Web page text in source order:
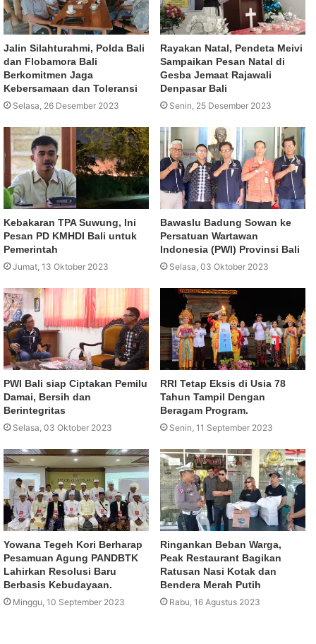
Jalin Silahturahmi, Polda Bali
dan Flobamora Bali
Berkomitmen Jaga
Kebersamaan dan Toleransi
Selasa, 26 Desember 2023
Rayakan Natal, Pendeta Meivi
Sampaikan Pesan Natal di
Gesba Jemaat Rajawali
Denpasar Bali
Senin, 25 Desember 2023
Kebakaran TPA Suwung, Ini
Pesan PD KMHDI Bali untuk
Pemerintah
Jumat, 13 Oktober 2023
Bawaslu Badung Sowan ke
Persatuan Wartawan
Indonesia (PWI) Provinsi Bali
Selasa, 03 Oktober 2023
PWI Bali siap Ciptakan Pemilu
Damai, Bersih dan
Berintegritas
Selasa, 03 Oktober 2023
RRI Tetap Eksis di Usia 78
Tahun Tampil Dengan
Beragam Program.
Senin, 11 September 2023
Yowana Tegeh Kori Berharap
Pesamuan Agung PANDBTK
Lahirkan Resolusi Baru
Berbasis Kebudayaan.
Minggu, 10 September 2023
Ringankan Beban Warga,
Peak Restaurant Bagikan
Ratusan Nasi Kotak dan
Bendera Merah Putih
Rabu, 16 Agustus 2023